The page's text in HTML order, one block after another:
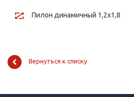
Пилон динамичный 1,2х1,8
Вернуться к списку